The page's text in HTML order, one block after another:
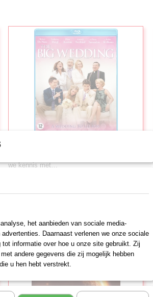
we kennis met…
het aanbieden van sociale media-
Daarnaast verlenen we onze sociale
informatie over hoe u onze site gebruikt. Zij
andere gegevens die zij mogelijk hebben
u hen hebt verstrekt.